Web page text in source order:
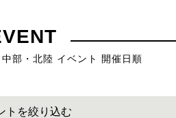
部・北陸 イベント 開催日順
トを絞り込む